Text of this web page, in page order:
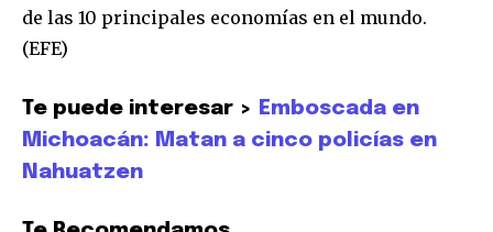
Acepto la Política de Privacidad
Seguidores
32,214
Seguidores
11,243
Seguidores
de las 10 principales economías en el mundo.
(EFE)
Te puede interesar >
Emboscada en
Michoacán: Matan a cinco policías en
Nahuatzen